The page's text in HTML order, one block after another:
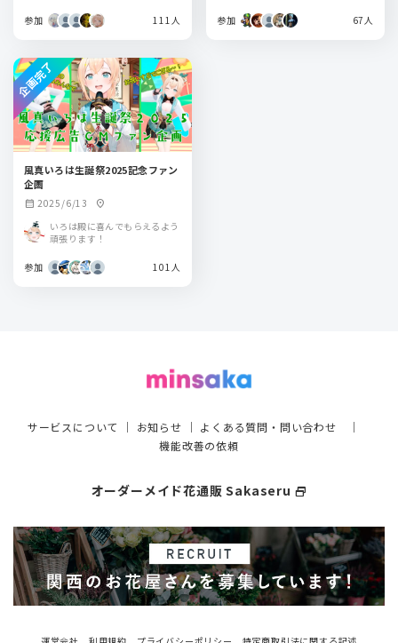
参加 111人 参加 67人
風真いろは生誕祭2025記念ファン
企画
calendar_month 2025/6/13 location_on
いろは殿に喜んでもらえるよう
頑張ります！
参加 101人
企画完了
サービスについて ｜ お知らせ ｜ よくある質問・問い合わせ ｜
機能改善の依頼
オーダーメイド花通販 Sakaseru select_window